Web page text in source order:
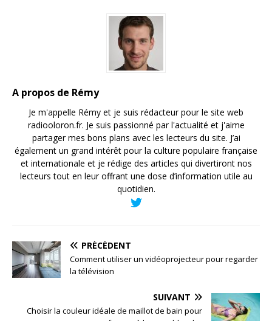
A propos de Rémy
Je m'appelle Rémy et je suis rédacteur pour le site web
radiooloron.fr. Je suis passionné par l'actualité et j'aime
partager mes bons plans avec les lecteurs du site. J’ai
également un grand intérêt pour la culture populaire française
et internationale et je rédige des articles qui divertiront nos
lecteurs tout en leur offrant une dose d’information utile au
quotidien.
PRÉCÉDENT
Comment utiliser un vidéoprojecteur pour regarder
la télévision
SUIVANT
Choisir la couleur idéale de maillot de bain pour